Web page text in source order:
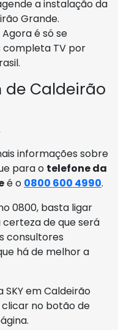
a instalação da
Grande.
é só se
TV por
de Caldeirão
informações sobre
para o telefone da
é o 0800 600 4990.
0800, basta ligar
de que será
consultores
há de melhor a
em Caldeirão
no botão de